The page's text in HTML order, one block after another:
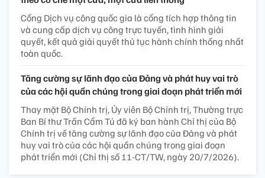
Cổng Dịch vụ công quốc gia là cổng tích hợp thông tin
và cung cấp dịch vụ công trực tuyến, tình hình giải
quyết, kết quả giải quyết thủ tục hành chính thống nhất
toàn quốc.
Tăng cường sự lãnh đạo của Đảng và phát huy vai trò
của các hội quần chúng trong giai đoạn phát triển mới
Thay mặt Bộ Chính trị, Ủy viên Bộ Chính trị, Thường trực
Ban Bí thư Trần Cẩm Tú đã ký ban hành Chỉ thị của Bộ
Chính trị về tăng cường sự lãnh đạo của Đảng và phát
huy vai trò của các hội quần chúng trong giai đoạn
phát triển mới (Chỉ thị số 11-CT/TW, ngày 20/7/2026).